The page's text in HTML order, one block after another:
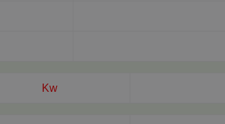
Kw